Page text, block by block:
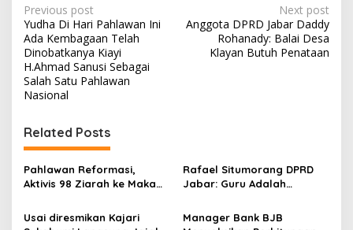
P
o
s
t
n
a
v
i
g
a
Previous post
Yudha Di Hari Pahlawan Ini
Ada Kembagaan Telah
Dinobatkanya Kiayi
H.Ahmad Sanusi Sebagai
Salah Satu Pahlawan
Nasional
Next post
Anggota DPRD Jabar Daddy
Rohanady: Balai Desa
Klayan Butuh Penataan
Related Posts
Pahlawan Reformasi,
Aktivis 98 Ziarah ke Makam
Rafael Situmorang DPRD
Jabar: Guru Adalah
Jasa
Usai diresmikan Kajari
Manager Bank BJB